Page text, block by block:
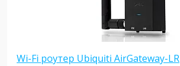
Wi-Fi роутер Ubiquiti AirGateway-LR